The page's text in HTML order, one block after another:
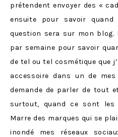
prétendent envoyer des «
ensuite pour savoir
question sera sur mon blog.
par semaine pour savoir
de tel ou tel cosmétique que
accessoire dans un de
demande de parler de tout
surtout, quand ce sont les
Marre des marques qui se
inondé mes réseaux